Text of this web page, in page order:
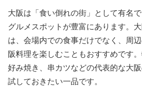
大阪は「食い倒れの街」として有名
グルメスポットが豊富にあります。
は、会場内での食事だけでなく、周
阪料理を楽しむこともおすすめです
好み焼き、串カツなどの代表的な大
試しておきたい一品です。